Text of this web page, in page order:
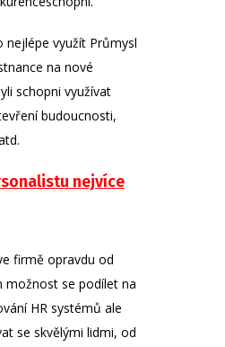
nejlépe využít Průmysl
na nové
schopni využívat
budoucnosti,
nejvíce
firmě opravdu od
možnost se podílet na
HR systémů ale
se skvělými lidmi, od